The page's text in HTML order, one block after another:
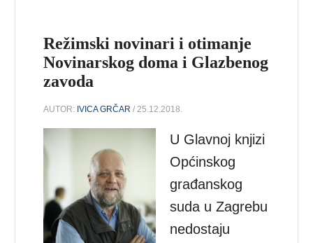
Režimski novinari i otimanje
Novinarskog doma i Glazbenog
zavoda
AUTOR: IVICA GRČAR / 25.12.2018.
U Glavnoj knjizi
Općinskog
građanskog
suda u Zagrebu
nedostaju